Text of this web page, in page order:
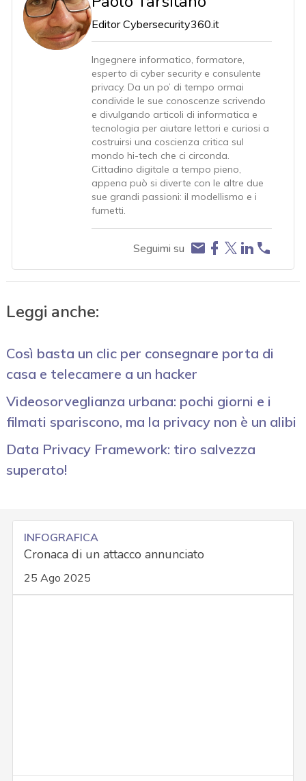
Editor Cybersecurity360.it
Ingegnere informatico, formatore,
esperto di cyber security e consulente
privacy. Da un po’ di tempo ormai
condivide le sue conoscenze scrivendo
e divulgando articoli di informatica e
tecnologia per aiutare lettori e curiosi a
costruirsi una coscienza critica sul
mondo hi-tech che ci circonda.
Cittadino digitale a tempo pieno,
appena può si diverte con le altre due
sue grandi passioni: il modellismo e i
fumetti.
Seguimi su
Leggi anche:
Così basta un clic per consegnare porta di
casa e telecamere a un hacker
Videosorveglianza urbana: pochi giorni e i
filmati spariscono, ma la privacy non è un alibi
Data Privacy Framework: tiro salvezza
superato!
INFOGRAFICA
Cronaca di un attacco annunciato
25 Ago 2025